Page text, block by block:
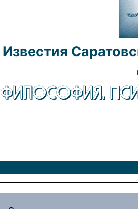
Известия
ФИЛОСОФИЯ.